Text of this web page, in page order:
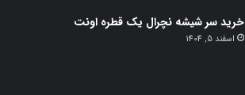
خرید سر شیشه نچرال یک قطره اونت
اسفند 5, 1404